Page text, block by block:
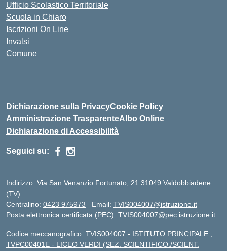
Ufficio Scolastico Territoriale
Scuola in Chiaro
Iscrizioni On Line
Invalsi
Comune
Dichiarazione sulla PrivacyCookie Policy
Amministrazione TrasparenteAlbo Online
Dichiarazione di Accessibilità
Seguici su:
Indirizzo: Via San Venanzio Fortunato, 21 31049 Valdobbiadene
(TV)
Centralino: 0423 975973 Email: TVIS004007@istruzione.it
Posta elettronica certificata (PEC): TVIS004007@pec.istruzione.it
Codice meccanografico: TVIS004007 - ISTITUTO PRINCIPALE ;
TVPC00401E - LICEO VERDI (SEZ. SCIENTIFICO./SCIENT.